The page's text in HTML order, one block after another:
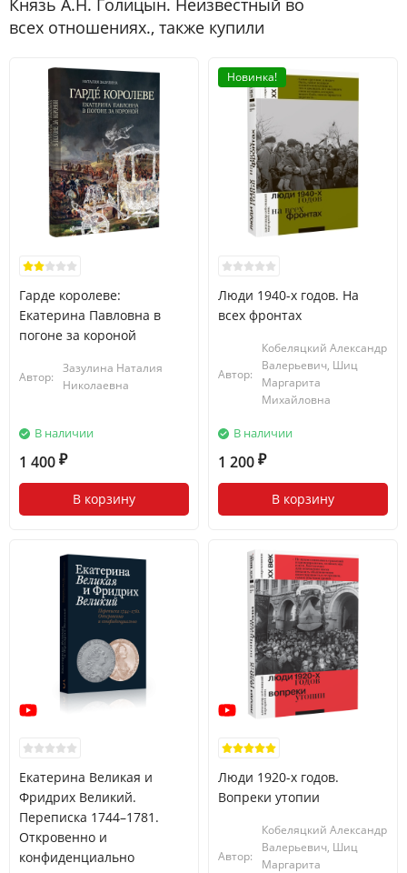
Князь А.Н. Голицын. Неизвестный во
всех отношениях., также купили
Гарде королеве:
Екатерина Павловна в
погоне за короной
Автор:
Зазулина Наталия
Николаевна
В наличии
1 400 ₽
В корзину
Новинка!
Люди 1940-х годов. На
всех фронтах
Автор:
Кобеляцкий Александр
Валерьевич, Шиц
Маргарита
Михайловна
В наличии
1 200 ₽
В корзину
Екатерина Великая и
Фридрих Великий.
Переписка 1744–1781.
Откровенно и
конфиденциально
Люди 1920-х годов.
Вопреки утопии
Автор:
Кобеляцкий Александр
Валерьевич, Шиц
Маргарита